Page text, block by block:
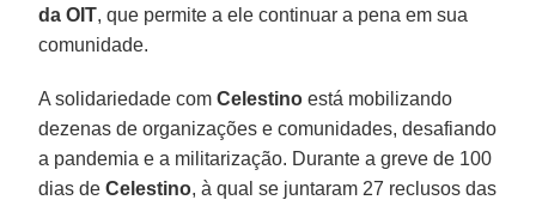
da OIT, que permite a ele continuar a pena em sua
comunidade.
A solidariedade comCelestino está mobilizando
dezenas de organizações e comunidades, desafiando
a pandemia e a militarização. Durante a greve de 100
dias deCelestino, à qual se juntaram 27 reclusos das